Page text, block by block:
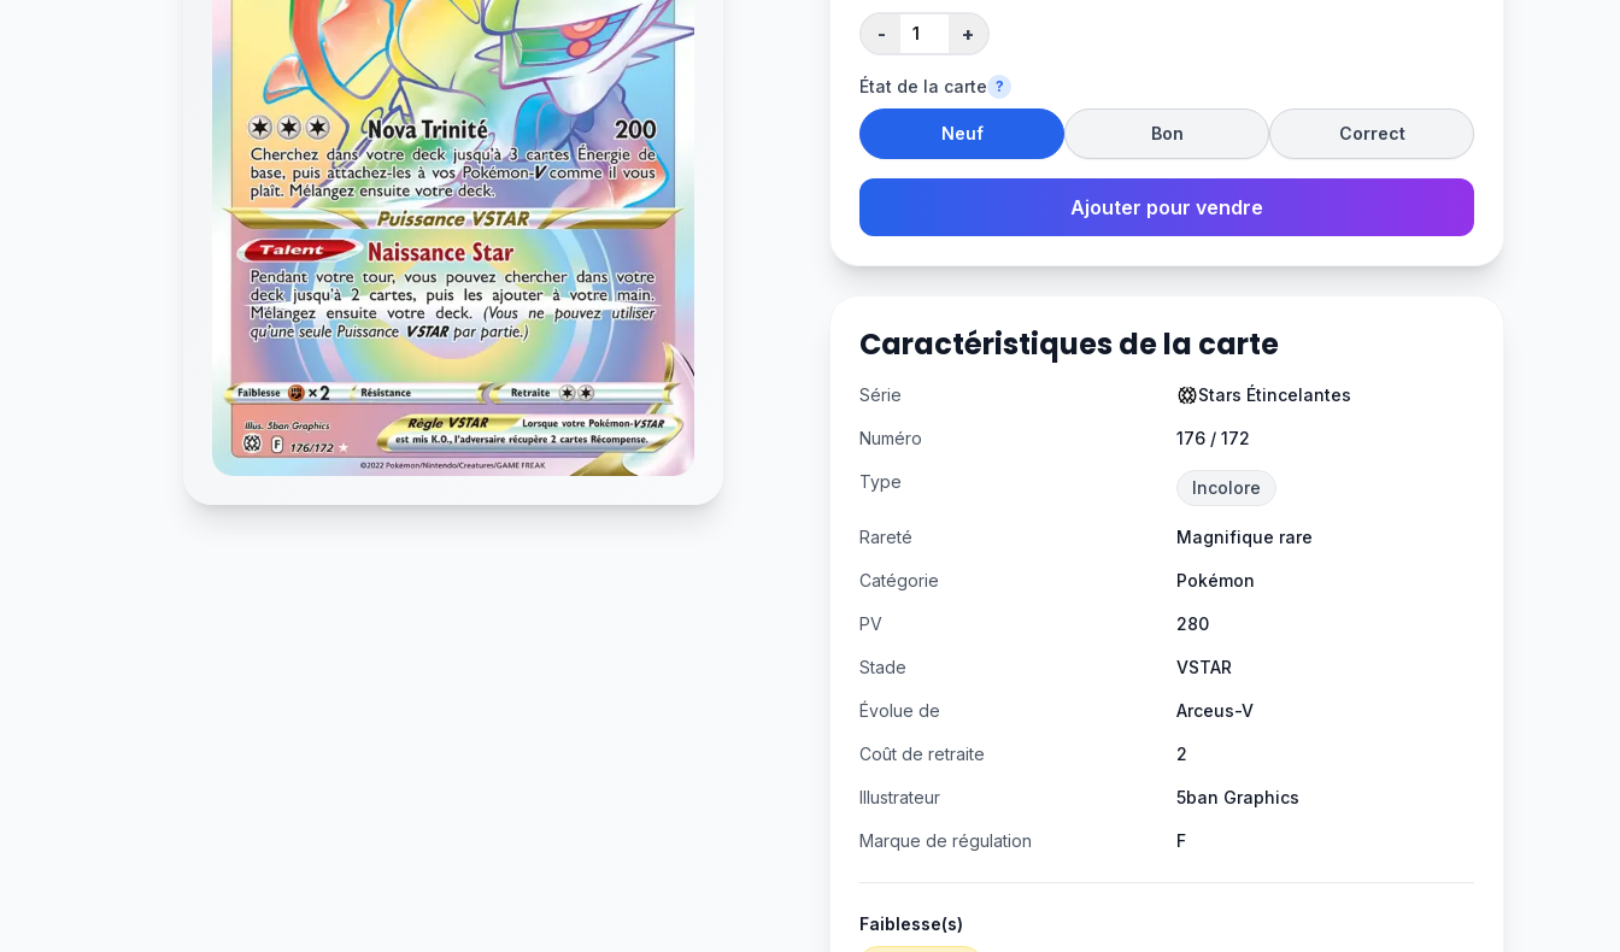
- +
État de la carte ?
Neuf Bon Correct
Ajouter pour vendre
Caractéristiques de la carte
Série Stars Étincelantes
Numéro 176 / 172
Type Incolore
Rareté Magnifique rare
Catégorie Pokémon
PV 280
Stade VSTAR
Évolue de Arceus-V
Coût de retraite 2
Illustrateur 5ban Graphics
Marque de régulation F
Faiblesse(s)